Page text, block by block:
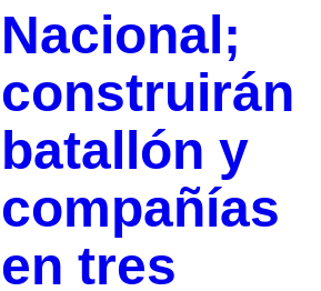
Nacional;
construirán
batallón y
compañías
en tres